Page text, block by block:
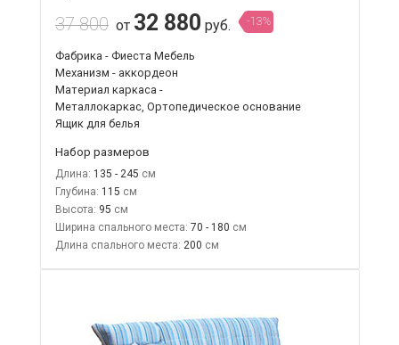
37 800 от 32 880 руб. -13%
Фабрика - Фиеста Мебель
Механизм - аккордеон
Материал каркаса -
Металлокаркас, Ортопедическое основание
Ящик для белья
Набор размеров
Длина: 135 - 245
Глубина: 115
Высота: 95
Ширина спального места: 70 - 180
Длина спального места: 200